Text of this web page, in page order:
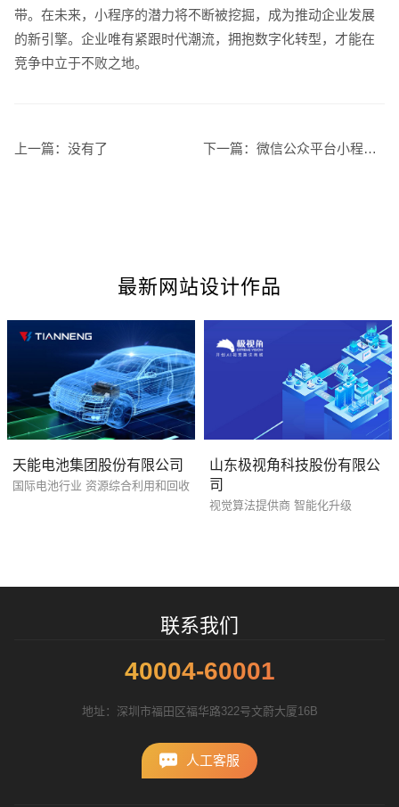
带。在未来，小程序的潜力将不断被挖掘，成为推动企业发展
的新引擎。企业唯有紧跟时代潮流，拥抱数字化转型，才能在
竞争中立于不败之地。
上一篇： 没有了 下一篇：微信公众平台小程序助力企业数字化转型与用户互动新模式
最新网站设计作品
天能电池集团股份有限公司
国际电池行业 资源综合利用和回收
山东极视角科技股份有限公
司
视觉算法提供商 智能化升级
联系我们
40004-60001
地址：深圳市福田区福华路322号文蔚大厦16B
人工客服
您的预算
招标项目